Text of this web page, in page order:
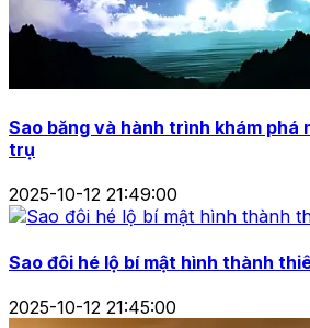
Sao băng và hành trình khám phá
trụ
2025-10-12 21:49:00
Sao đôi hé lộ bí mật hình thành
2025-10-12 21:45:00